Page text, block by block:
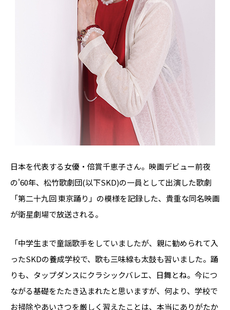
日本を代表する女優・倍賞千恵子さん。映画デビュー前夜
の'60年、松竹歌劇団(以下SKD)の一員として出演した歌劇
「第二十九回 東京踊り」の模様を記録した、貴重な同名映画
が衛星劇場で放送される。
「中学生まで童謡歌手をしていましたが、親に勧められて入
ったSKDの養成学校で、歌も三味線も太鼓も習いました。踊
りも、タップダンスにクラシックバレエ、日舞とね。今につ
ながる基礎をたたき込まれたと思いますが、何より、学校で
お掃除やあいさつを厳しく習えたことは、本当にありがたか